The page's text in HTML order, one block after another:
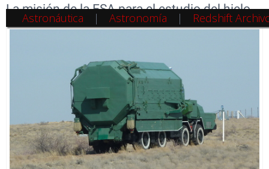
Astronáutica Astronomía Redshift
La misión de la ESA para el estudio del hielo